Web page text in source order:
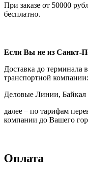
При заказе от 50000
бесплатно.
Если Вы не из Санкт-
Доставка до терминала
транспортной компании:
Деловые Линии,
далее – по тарифам
компании до Вашего
Оплата